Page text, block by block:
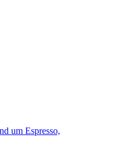
um Espresso,